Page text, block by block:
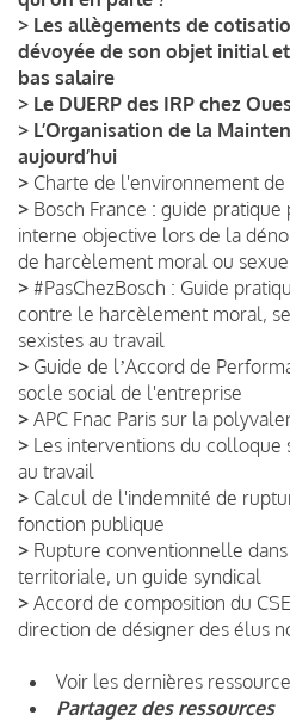
> Les allègements de
dévoyée de son objet initial
bas salaire
> Le DUERP des IRP chez
> L’Organisation de la
aujourd’hui
> Charte de l'environnement
> Bosch France : guide
interne objective lors de la
de harcèlement moral ou
> #PasChezBosch : Guide
contre le harcèlement moral,
sexistes au travail
> Guide de lʼAccord de
socle social de l'entreprise
> APC Fnac Paris sur la
> Les interventions du
au travail
> Calcul de l'indemnité de
fonction publique
> Rupture conventionnelle
territoriale, un guide syndical
> Accord de composition du
direction de désigner des élus
Voir les dernières
Partagez des ressources